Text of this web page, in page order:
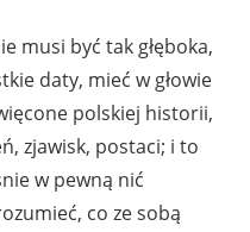
musi być tak głęboka,
daty, mieć w głowie
polskiej historii,
zjawisk, postaci; i to
w pewną nić
co ze sobą